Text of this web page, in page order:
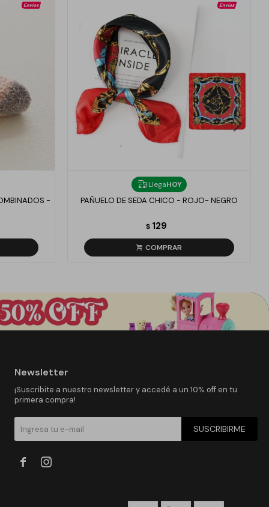
-
LlegaHOY
PAÑUELO DE SEDA CHICO - ROJO- NEGRO
$ 129
Newsletter
¡Suscribite a nuestro newsletter y accedé a un 10% off en tu
primera compra!
SUSCRIBIRME
 